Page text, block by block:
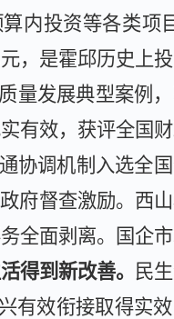
内投资等各类项
，是霍邱历史上
量发展典型案例
有效， 获评全国
协调机制入选全
府督查激励。 西
全面剥离。
国企
得到新改善。
民
有效衔接取得实效